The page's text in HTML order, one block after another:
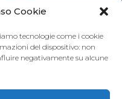
Cookie
tecnologie come i cookie
del dispositivo: non
negativamente su alcune